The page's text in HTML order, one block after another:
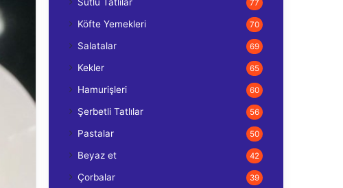
77
Köfte Yemekleri 70
Salatalar 69
Kekler 65
Hamurişleri 60
Şerbetli Tatlılar 56
Pastalar 50
Beyaz et 42
Çorbalar 39